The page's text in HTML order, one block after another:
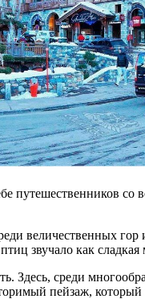
путешественников
величественных
звучало как
Здесь, среди
пейзаж,